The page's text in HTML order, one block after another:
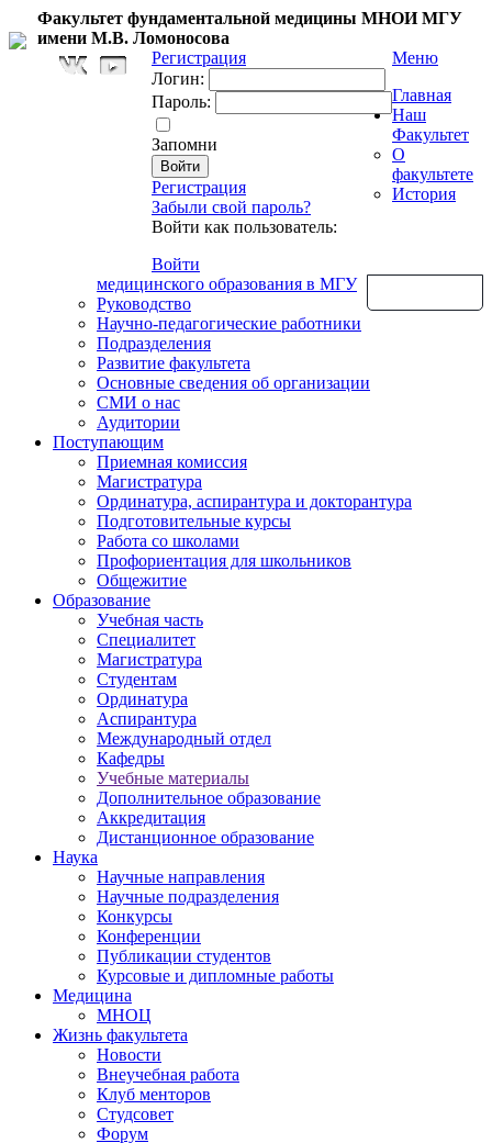
Факультет фундаментальной медицины МНОИ МГУ
имени М.В. Ломоносова
Регистрация
Логин:
Пароль:
Запомни
Регистрация
Забыли свой пароль?
Войти как пользователь:
Войти
Меню
Главная
Наш
Факультет
О
факультете
История
медицинского образования в МГУ
Руководство
Научно-педагогические работники
Подразделения
Развитие факультета
Основные сведения об организации
СМИ о нас
Аудитории
Поступающим
Приемная комиссия
Магистратура
Ординатура, аспирантура и докторантура
Подготовительные курсы
Работа со школами
Профориентация для школьников
Общежитие
Образование
Учебная часть
Специалитет
Магистратура
Студентам
Ординатура
Аспирантура
Международный отдел
Кафедры
Учебные материалы
Дополнительное образование
Аккредитация
Дистанционное образование
Наука
Научные направления
Научные подразделения
Конкурсы
Конференции
Публикации студентов
Курсовые и дипломные работы
Медицина
МНОЦ
Жизнь факультета
Новости
Внеучебная работа
Клуб менторов
Студсовет
Форум